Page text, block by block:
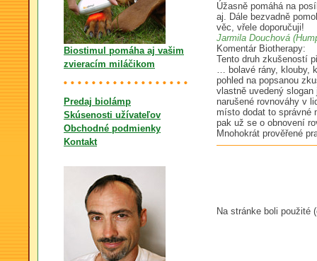
Biostimul pomáha aj vašim
zvieracím miláčikom
Predaj biolámp
Skúsenosti užívateľov
Obchodné podmienky
Kontakt
Úžasně pomáhá na
aj. Dále bezvadně
věc, vřele doporučuji!
Jarmila Douchová
Komentár Biotherapy:
Tento druh zkušeností
… bolavé rány, klouby,
pohled na popsanou
vlastně uvedený
narušené rovnováhy v
místo dodat to správné
pak už se o obnovení
Mnohokrát prověřené
Na stránke boli použité